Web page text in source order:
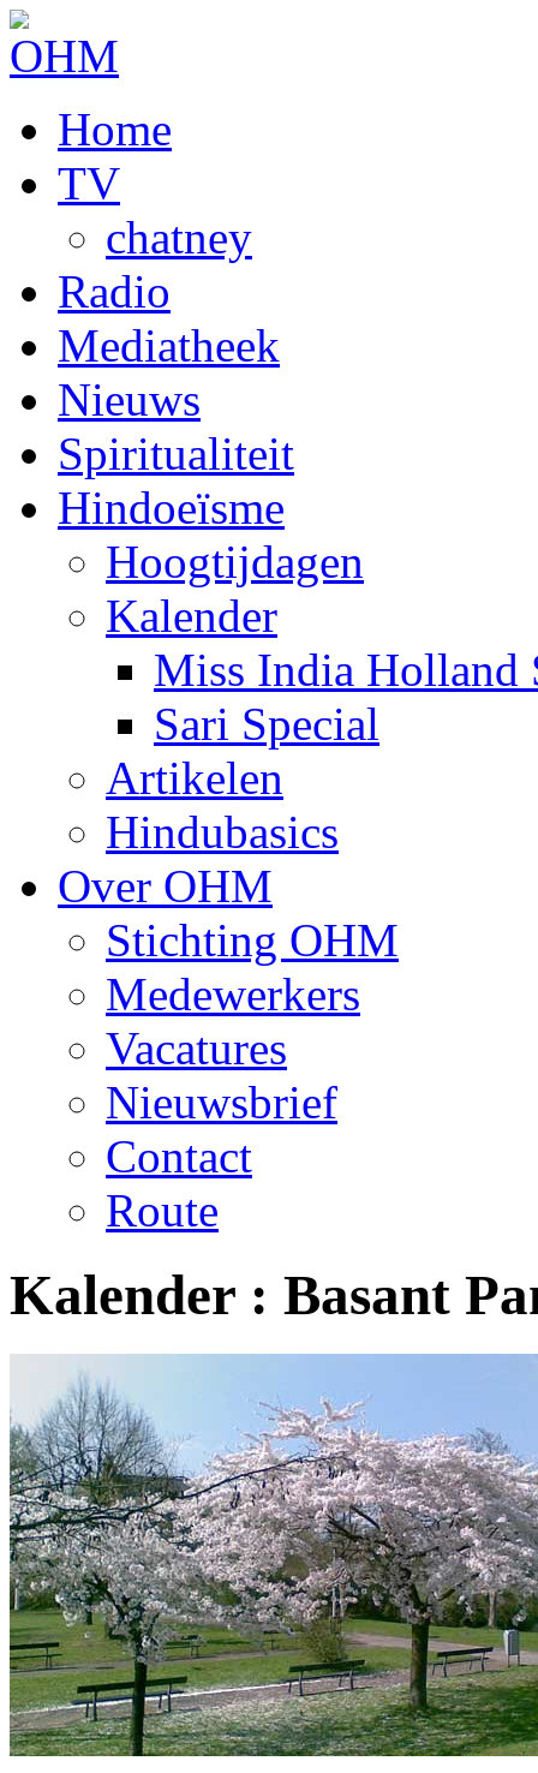
Home
TV
chatney
Radio
Mediatheek
Nieuws
Spiritualiteit
Hindoeïsme
Hoogtijdagen
Kalender
Miss India Holland
Sari Special
Artikelen
Hindubasics
Over OHM
Stichting OHM
Medewerkers
Vacatures
Nieuwsbrief
Contact
Route
Kalender : Basant